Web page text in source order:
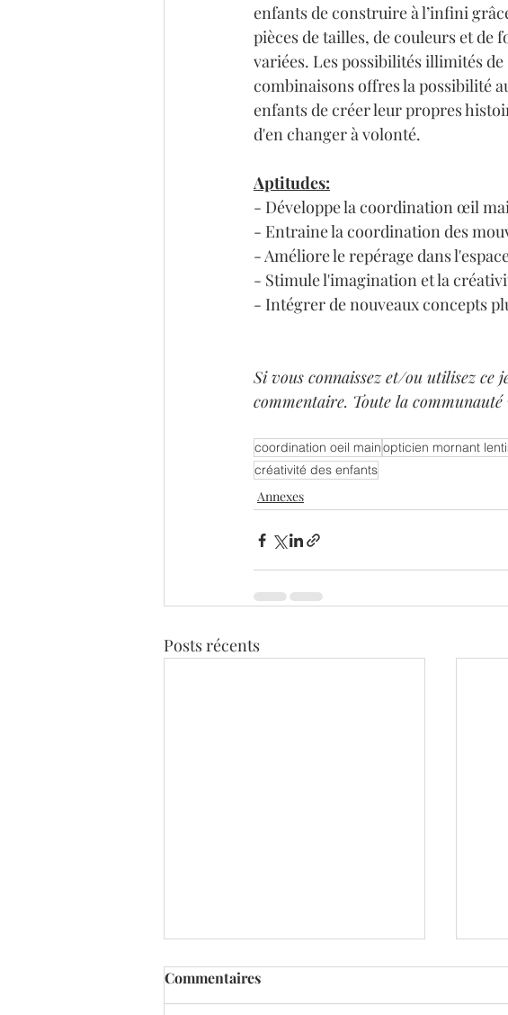
enfants de construire à l’infini
pièces de tailles, de couleurs et de
variées. Les possibilités illimités de
combinaisons offres la possibilité
enfants de créer leur propres
d'en changer à volonté.
Aptitudes:
- Développe la coordination œil
- Entraine la coordination des
- Améliore le repérage dans
- Stimule l'imagination et la
- Intégrer de nouveaux concepts
Si vous connaissez et/ou utilisez ce
commentaire. Toute la
coordination oeil mainopticien mornant
créativité des enfants
Annexes
Posts récents
Commentaires